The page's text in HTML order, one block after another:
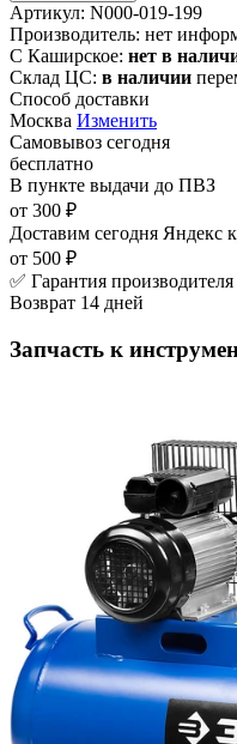
Артикул: N000-019-199
Производитель: нет
С Каширское: нет в
Склад ЦС: в наличии
Способ доставки
Москва Изменить
Самовывоз сегодня
бесплатно
В пункте выдачи до ПВЗ
от 300 ₽
Доставим сегодня Яндекс
от 500 ₽
✅ Гарантия производителя
Возврат 14 дней
Запчасть к